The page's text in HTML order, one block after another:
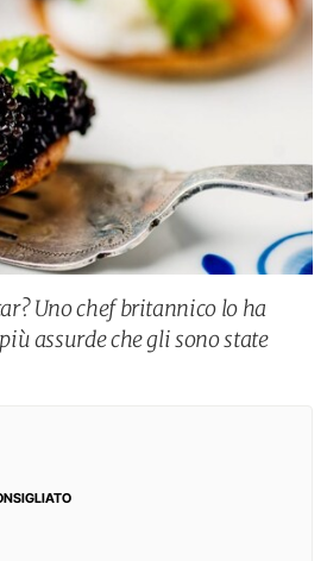
Uno chef britannico lo ha
assurde che gli sono state